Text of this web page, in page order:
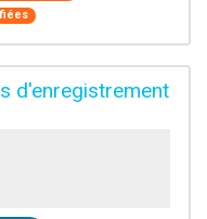
d'enregistrement